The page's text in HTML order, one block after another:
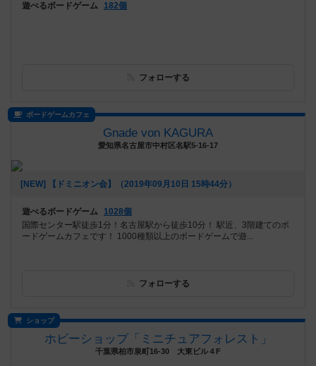
遊べるボードゲーム 182個
フォローする
ボードゲームカフェ
Gnade von KAGURA
愛知県名古屋市中村区名駅5-16-17
[NEW] 【ドミニオン会】（2019年09月10日 15時44分）
遊べるボードゲーム
1028個
国際センター駅徒歩1分！名古屋駅から徒歩10分！ 駅近、3階建てのボ
ードゲームカフェです！ 1000種類以上のボードゲームで遊...
フォローする
ショップ
ホビーショップ「ミニチュアフォレスト」
千葉県柏市泉町16-30 大東ビル４F